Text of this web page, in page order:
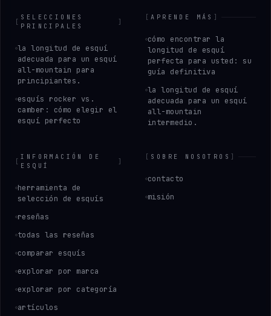
[
SELECCIONES
PRINCIPALES
]
la longitud de esquí
adecuada para un esquí
all-mountain para
principiantes.
esquís rocker vs.
camber: cómo elegir el
esquí perfecto
[APRENDE MÁS ]
cómo encontrar la
longitud de esquí
perfecta para usted: su
guía definitiva
la longitud de esquí
adecuada para un esquí
all-mountain
intermedio.
[
INFORMACIÓN DE
ESQUÍ
]
herramienta de
selección de esquís
reseñas
todas las reseñas
comparar esquís
explorar por marca
explorar por categoría
artículos
[ SOBRE NOSOTROS ]
contacto
misión